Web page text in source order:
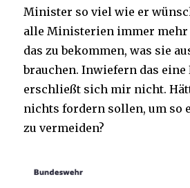
Minister so viel wie er
alle Ministerien immer mehr
das zu bekommen, was sie
brauchen. Inwiefern das eine
erschließt sich mir nicht.
nichts fordern sollen, um so
zu vermeiden?